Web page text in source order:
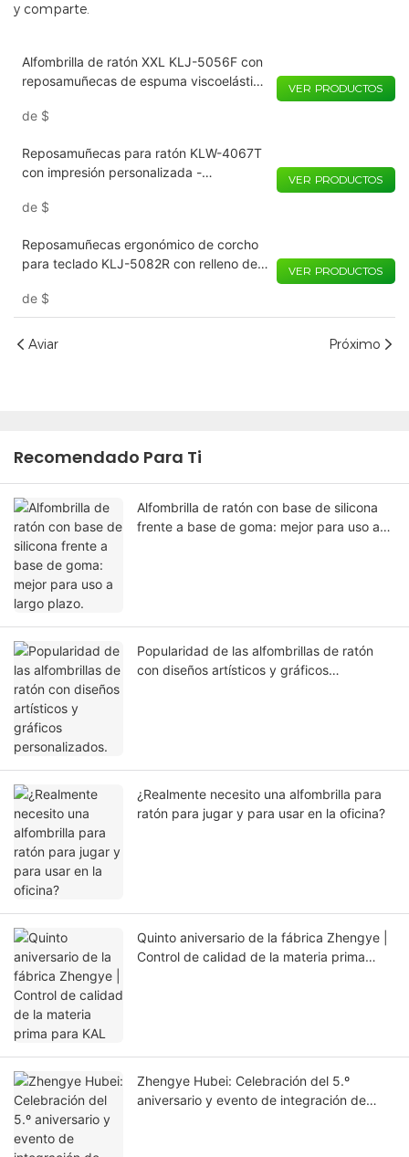
y comparte.
Alfombrilla de ratón XXL KLJ-5056F con
reposamuñecas de espuma viscoelástica
con soporte ergonómico para juegos y
de $
VER PRODUCTOS
Reposamuñecas para ratón KLW-4067T
con impresión personalizada -
antideslizante | 170 x 70 x 20 mm |
juegos
de $
VER PRODUCTOS
Reposamuñecas ergonómico de corcho
para teclado KLJ-5082R con relleno de
425 × 90 × 18 mm | Comodidad natural
para espacios de trabajo modernos
de $
VER PRODUCTOS
Aviar Próximo
Recomendado Para Ti
Alfombrilla de ratón con base de silicona
frente a base de goma: mejor para uso a
Popularidad de las alfombrillas de ratón
con diseños artísticos y gráficos
¿Realmente necesito una alfombrilla para
ratón para jugar y para usar en la oficina?
Quinto aniversario de la fábrica Zhengye |
Control de calidad de la materia prima
Zhengye Hubei: Celebración del 5.º
aniversario y evento de integración de